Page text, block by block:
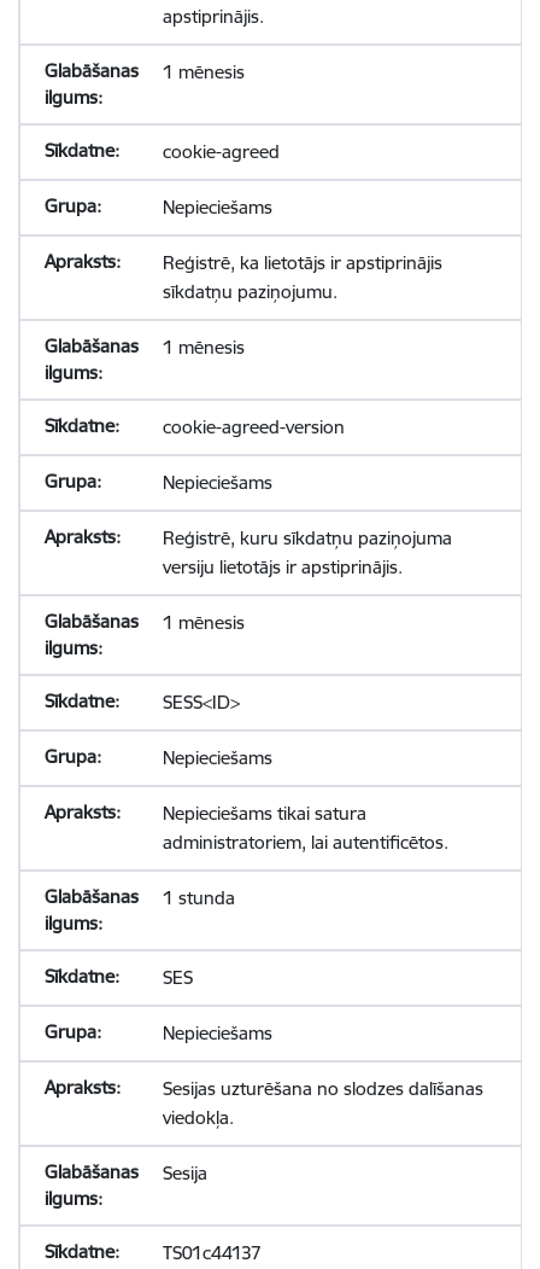
apstiprinājis.
1 mēnesis
cookie-agreed
Nepieciešams
Reģistrē, ka lietotājs ir apstiprinājis
sīkdatņu paziņojumu.
1 mēnesis
cookie-agreed-version
Nepieciešams
Reģistrē, kuru sīkdatņu paziņojuma
versiju lietotājs ir apstiprinājis.
1 mēnesis
SESS<ID>
Nepieciešams
Nepieciešams tikai satura
administratoriem, lai autentificētos.
1 stunda
SES
Nepieciešams
Sesijas uzturēšana no slodzes dalīšanas
viedokļa.
Sesija
TS01c44137